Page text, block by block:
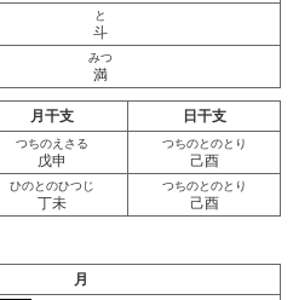
と
斗
みつ
満
月干支 日干支
つちのえさる
戊申
つちのとのとり
己酉
ひのとのひつじ
丁未
つちのとのとり
己酉
月